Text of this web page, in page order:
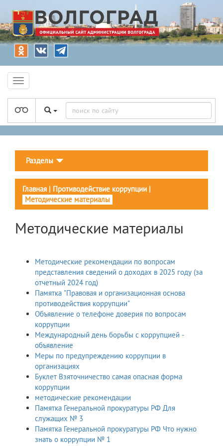
Разделы
Главная | Противодействие коррупции |
Методические материалы
Методические материалы
Методические рекомендации по вопросам
представления сведений о доходах в 2025 году (за
отчетный 2024 год)
Памятка "Правовая и организационная основа
противодействия коррупции"
Объявление о телефоне доверия по вопросам
коррупции
Международный день борьбы с коррупцией -
объявление
Меры по предупреждению коррупции в
организациях
Буклет Взяточничество самая опасная форма
коррупции
методические рекомендации
Памятка Генеральной прокуратуры РФ Для
служащих № 3
Памятка Генеральной прокуратуры РФ Что нужно
знать о коррупции № 1